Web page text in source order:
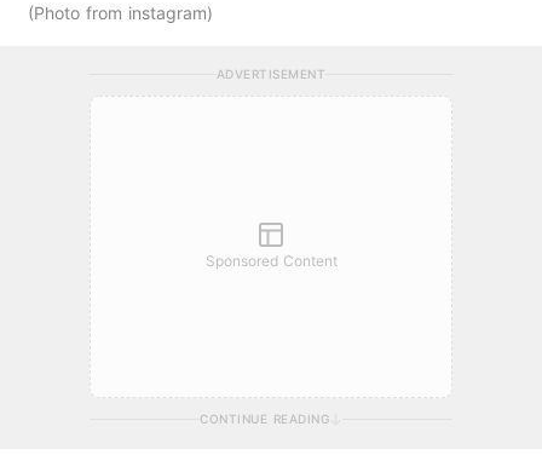
Photo from instagram
ADVERTISEMENT
Sponsored Content
CONTINUE READING